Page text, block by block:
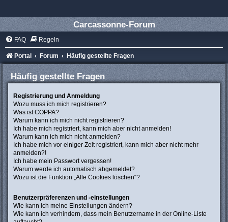
Carcassonne-Forum
FAQ Regeln
Portal Forum Häufig gestellte Fragen
Häufig gestellte Fragen
Registrierung und Anmeldung
Wozu muss ich mich registrieren?
Was ist COPPA?
Warum kann ich mich nicht registrieren?
Ich habe mich registriert, kann mich aber nicht anmelden!
Warum kann ich mich nicht anmelden?
Ich habe mich vor einiger Zeit registriert, kann mich aber nicht mehr
anmelden?!
Ich habe mein Passwort vergessen!
Warum werde ich automatisch abgemeldet?
Wozu ist die Funktion „Alle Cookies löschen“?
Benutzerpräferenzen und -einstellungen
Wie kann ich meine Einstellungen ändern?
Wie kann ich verhindern, dass mein Benutzername in der Online-Liste